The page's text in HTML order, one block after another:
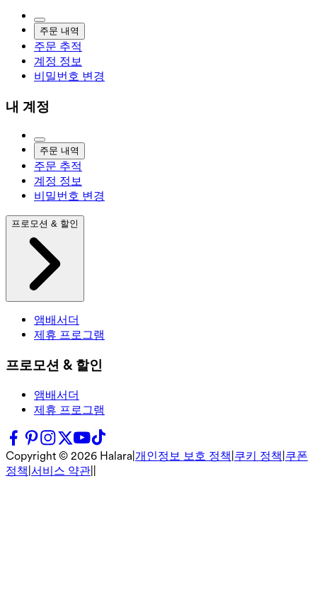
주문 내역
주문 추적
계정 정보
비밀번호 변경
내 계정
주문 내역
주문 추적
계정 정보
비밀번호 변경
프로모션 & 할인
앰배서더
제휴 프로그램
프로모션 & 할인
앰배서더
제휴 프로그램
Copyright © 2026 Halara 개인정보 보호 정책 쿠키 정책 쿠폰
정책 서비스 약관